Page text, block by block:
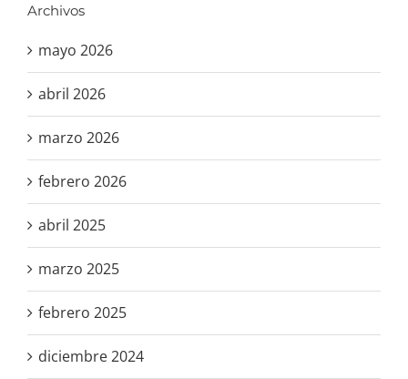
Archivos
mayo 2026
abril 2026
marzo 2026
febrero 2026
abril 2025
marzo 2025
febrero 2025
diciembre 2024